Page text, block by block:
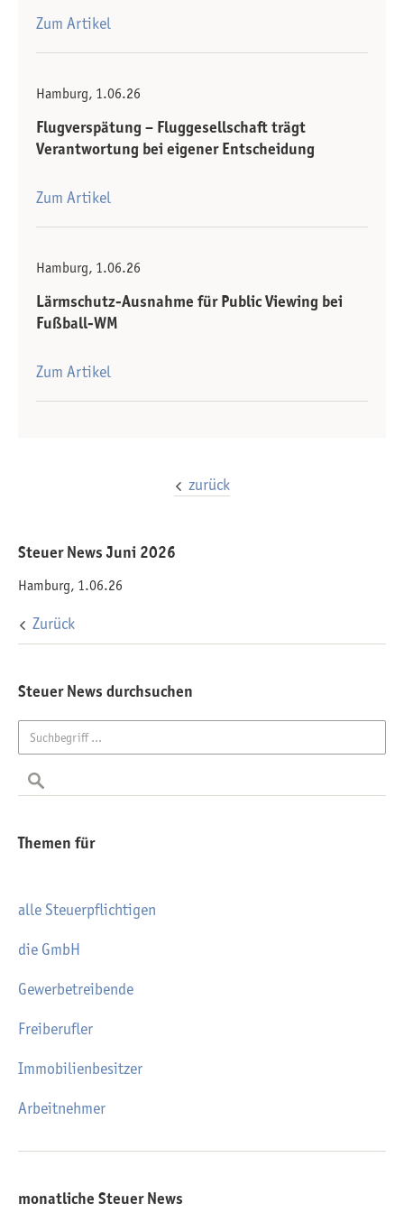
Zum Artikel
Hamburg, 1.06.26
Flugverspätung – Fluggesellschaft trägt
Verantwortung bei eigener Entscheidung
Zum Artikel
Hamburg, 1.06.26
Lärmschutz-Ausnahme für Public Viewing bei
Fußball-WM
Zum Artikel
zurück
Steuer News Juni 2026
Hamburg, 1.06.26
Zurück
Steuer News durchsuchen
Themen für
alle Steuerpflichtigen
die GmbH
Gewerbetreibende
Freiberufler
Immobilienbesitzer
Arbeitnehmer
monatliche Steuer News